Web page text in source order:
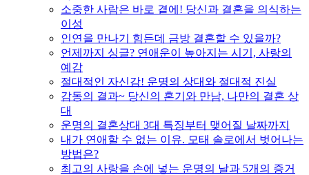
소중한 사람은 바로 곁에! 당신과 결혼을 의식하는
이성
인연을 만나기 힘든데 금방 결혼할 수 있을까?
언제까지 싱글? 연애운이 높아지는 시기, 사랑의
예감
절대적인 자신감! 운명의 상대와 절대적 진실
감동의 결과~ 당신의 혼기와 만남, 나만의 결혼 상
대
운명의 결혼상대 3대 특징부터 맺어질 날짜까지
내가 연애할 수 없는 이유. 모태 솔로에서 벗어나는
방법은?
최고의 사랑을 손에 넣는 운명의 날과 5개의 증거